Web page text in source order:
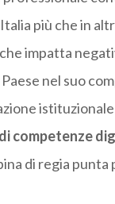
più che in
impatta
nel suo
competenze
di regia